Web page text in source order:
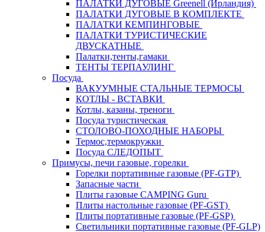
ПАЛАТКИ ДУГОВЫЕ Greenell (Ирландия)
ПАЛАТКИ ДУГОВЫЕ В КОМПЛЕКТЕ
ПАЛАТКИ КЕМПИНГОВЫЕ
ПАЛАТКИ ТУРИСТИЧЕСКИЕ
ДВУСКАТНЫЕ
Палатки,тенты,гамаки
ТЕНТЫ ТЕРПАУЛИНГ
Посуда
ВАКУУМНЫЕ СТАЛЬНЫЕ ТЕРМОСЫ
КОТЛЫ - ВСТАВКИ
Котлы, казаны, треноги
Посуда туристическая
СТОЛОВО-ПОХОДНЫЕ НАБОРЫ
Термос,термокружки
Посуда СЛЕДОПЫТ
Примусы, печи газовые, горелки
Горелки портативные газовые (PF-GTP)
Запасные части
Плиты газовые CAMPING Guru
Плиты настольные газовые (PF-GST)
Плиты портативные газовые (PF-GSP)
Светильники портативные газовые (PF-GLP)